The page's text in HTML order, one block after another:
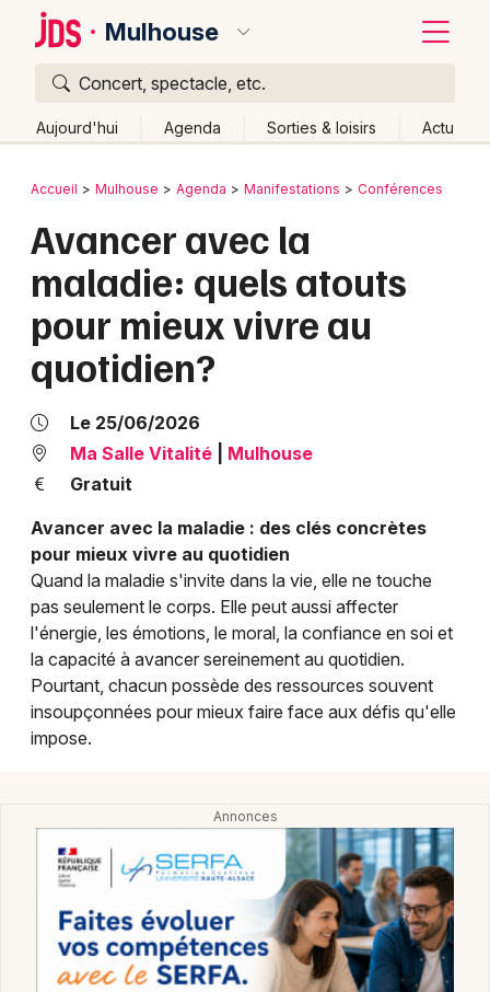
Mulhouse
Concert, spectacle, etc.
Aujourd'hui Agenda Sorties & loisirs Actu
Publier un événement
Grands événements
Activité & Expérience
Manifestations
Foires & salons
Spectacles
Concerts
Sports
Soirées
Sorties famille
Sorties & loisirs
Conférences dans le Haut-Rhin
Conférences en Alsace
Bordeaux
Colmar
Lille
Lyon
Marseille
Mulhouse
Nice
Paris
Strasbourg
Toulouse
Retour
Accueil Mulhouse Agenda Manifestations Conférences
Avancer avec la
maladie: quels atouts
pour mieux vivre au
quotidien?
Le 25/06/2026
Ma Salle Vitalité
Mulhouse
Gratuit
Avancer avec la maladie : des clés concrètes
pour mieux vivre au quotidien
Quand la maladie s'invite dans la vie, elle ne touche
pas seulement le corps. Elle peut aussi affecter
l'énergie, les émotions, le moral, la confiance en soi et
la capacité à avancer sereinement au quotidien.
Pourtant, chacun possède des ressources souvent
insoupçonnées pour mieux faire face aux défis qu'elle
impose.
Quoi ?
Où ?
Partout
Près de moi Changer de lieu
Quand ?
Effacer les dates
Aujourd'hui
Demain Ce week-end Autre